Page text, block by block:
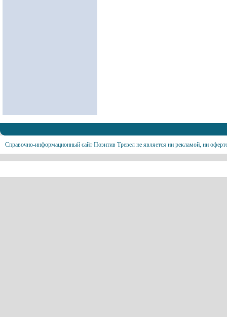
Справочно-информационный сайт Позитив Тревел не является ни рекламой, ни